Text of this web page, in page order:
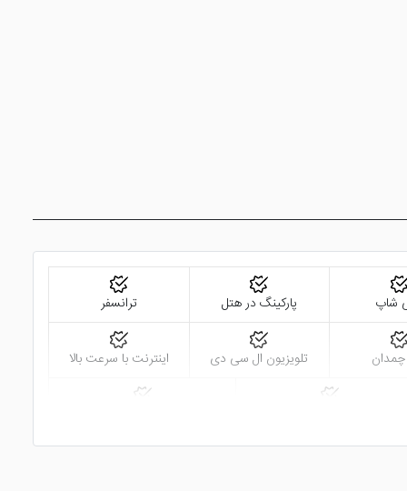
شاپ پارکینگ در هتل ترانسفر
چمدان تلویزیون ال سی دی اینترنت با سرعت بالا